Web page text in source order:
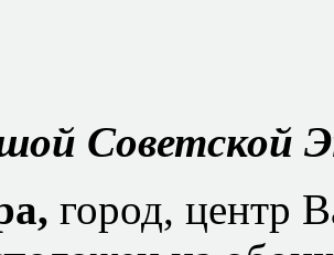
Советской
город, центр